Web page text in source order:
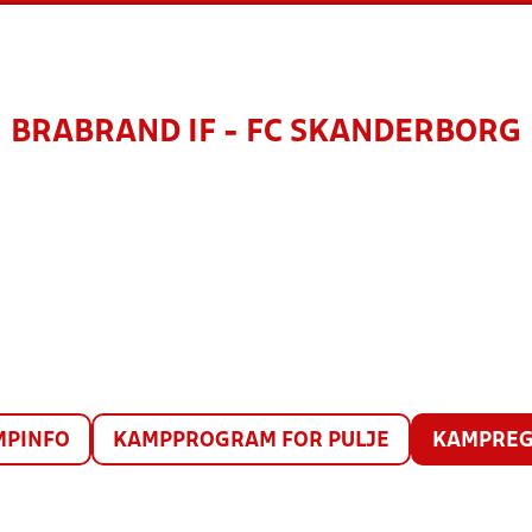
BRABRAND IF - FC SKANDERBORG
KAMPPROGRAM FOR PULJE